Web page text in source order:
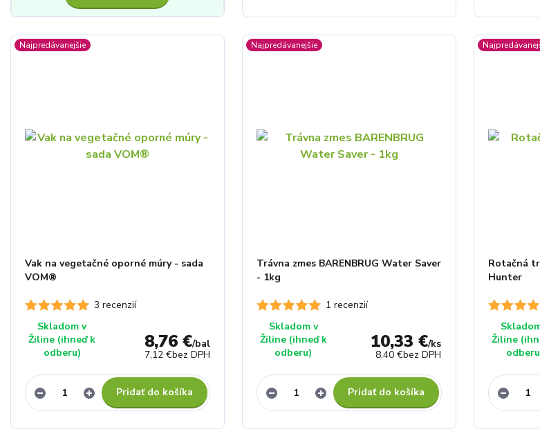
Najpredávanejšie
3 recenzií
Vak na vegetačné oporné múry - sada
VOM®
8,76 €/bal
7,12 €bez DPH
Skladom v
Žiline (ihneď k
odberu)
Pridať do košíka
Najpredávanejšie
1 recenzií
Trávna zmes BARENBRUG Water Saver
- 1kg
10,33 €/ks
8,40 €bez DPH
Skladom v
Žiline (ihneď k
odberu)
Pridať do košíka
Rotačná
Hunter
Žiline